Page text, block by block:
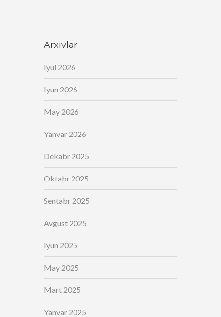
Arxivlar
Iyul 2026
Iyun 2026
May 2026
Yanvar 2026
Dekabr 2025
Oktabr 2025
Sentabr 2025
Avgust 2025
Iyun 2025
May 2025
Mart 2025
Yanvar 2025